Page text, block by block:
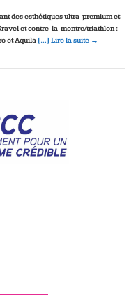
des esthétiques ultra‑premium et
et contre‑la‑montre/triathlon :
et Aquila […] Lire la suite →